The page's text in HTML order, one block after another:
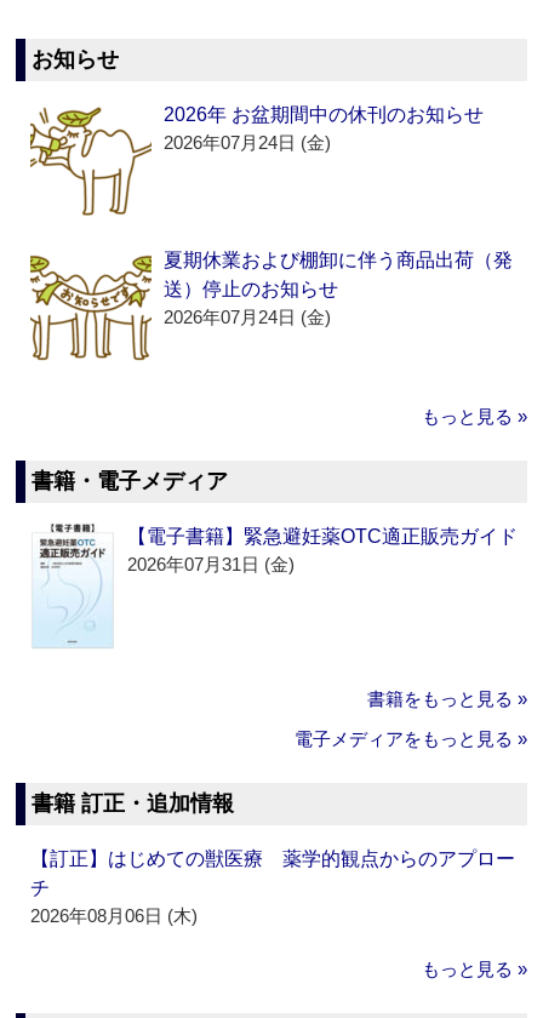
お知らせ
2026年 お盆期間中の休刊のお知らせ
2026年07月24日 (金)
夏期休業および棚卸に伴う商品出荷（発
送）停止のお知らせ
2026年07月24日 (金)
もっと見る »
書籍・電子メディア
【電子書籍】緊急避妊薬OTC適正販売ガイド
2026年07月31日 (金)
書籍をもっと見る »
電子メディアをもっと見る »
書籍 訂正・追加情報
【訂正】はじめての獣医療 薬学的観点からのアプロー
チ
2026年08月06日 (木)
もっと見る »